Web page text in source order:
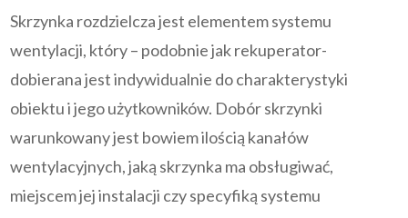
Skrzynka rozdzielcza jest elementem systemu
wentylacji, który – podobnie jak rekuperator-
dobierana jest indywidualnie do charakterystyki
obiektu i jego użytkowników. Dobór skrzynki
warunkowany jest bowiem ilością kanałów
wentylacyjnych, jaką skrzynka ma obsługiwać,
miejscem jej instalacji czy specyfiką systemu